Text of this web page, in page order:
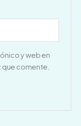
y web en
que comente.